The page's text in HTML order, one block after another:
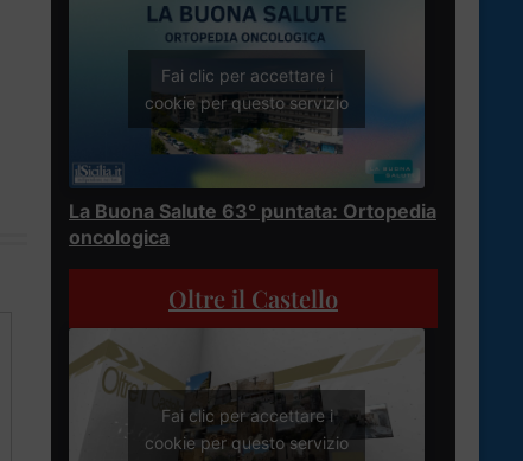
Fai clic per accettare i
cookie per questo servizio
La Buona Salute 63° puntata: Ortopedia
oncologica
Oltre il Castello
Fai clic per accettare i
cookie per questo servizio